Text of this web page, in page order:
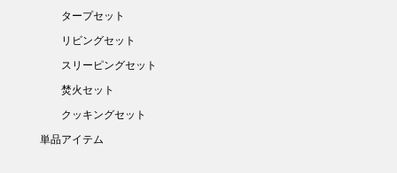
タープセット
リビングセット
スリーピングセット
焚火セット
クッキングセット
単品アイテム